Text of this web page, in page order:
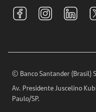
Relações com
S.A.C
Encontre nossas
Horários de
Telefones
© Banco Santander (Brasil)
Av. Presidente Juscelino
Paulo/SP.